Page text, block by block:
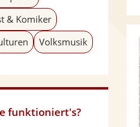
& Komiker
Volksmusik
funktioniert's?